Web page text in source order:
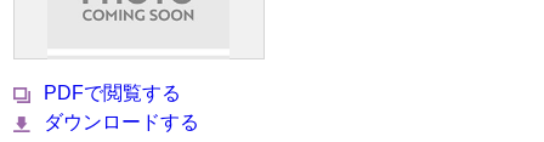
PDFで閲覧する
ダウンロードする